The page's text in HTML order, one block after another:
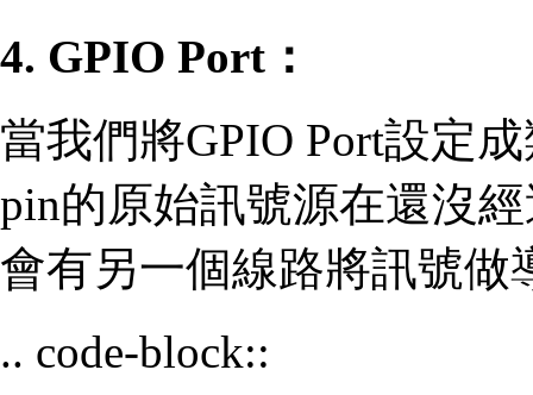
4. GPIO Port：
當我們將GPIO Port設定
pin的原始訊號源在還沒
會有另一個線路將訊號做
.. code-block::